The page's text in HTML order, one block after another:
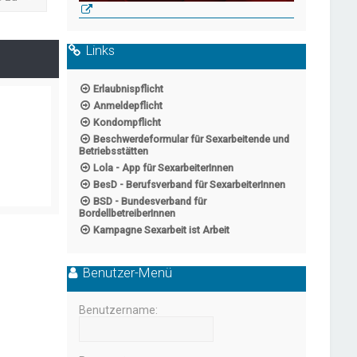
Links
Erlaubnispflicht
Anmeldepflicht
Kondompflicht
Beschwerdeformular für Sexarbeitende und
Betriebsstätten
Lola - App für SexarbeiterInnen
BesD - Berufsverband für SexarbeiterInnen
BSD - Bundesverband für
BordellbetreiberInnen
Kampagne Sexarbeit ist Arbeit
Benutzer-Menü
Benutzername: